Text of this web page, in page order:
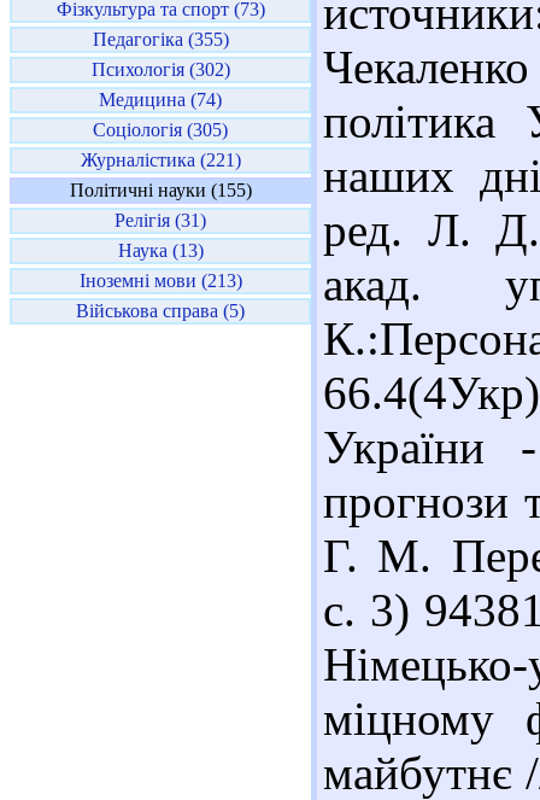
Фізкультура та спорт (73)
Педагогіка (355)
Психологія (302)
Медицина (74)
Соціологія (305)
Журналістика (221)
Політичні науки (155)
Релігія (31)
Наука (13)
Іноземні мови (213)
Військова справа (5)
політика
наших
ред. Л. Д.
акад.
України
прогнози
Г. М.
с. 3)
міцному
майбутнє